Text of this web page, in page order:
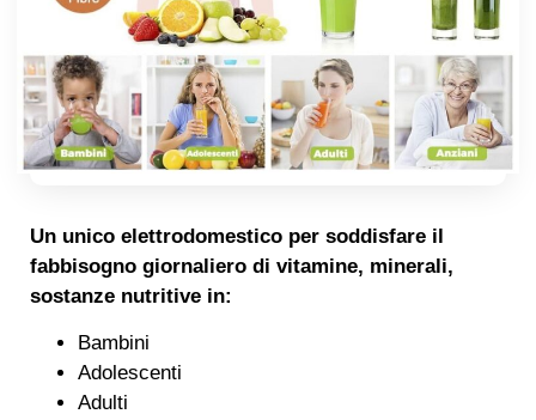
Un unico elettrodomestico per soddisfare il
fabbisogno giornaliero di vitamine, minerali,
sostanze nutritive in:
Bambini
Adolescenti
Adulti